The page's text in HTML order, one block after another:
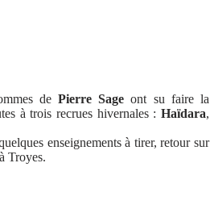
de Pierre Sage ont su faire la
à trois recrues hivernales : Haïdara,
enseignements à tirer, retour sur
Troyes.